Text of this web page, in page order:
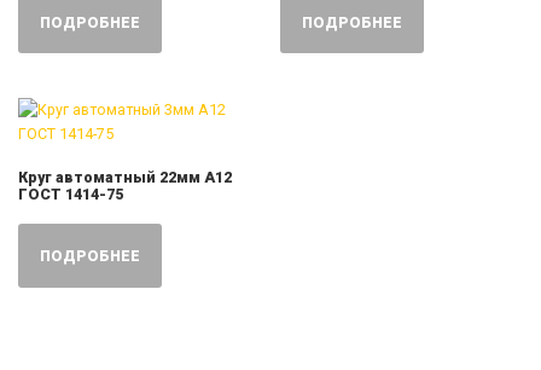
ПОДРОБНЕЕ ПОДРОБНЕЕ
Круг автоматный 22мм А12
ГОСТ 1414-75
ПОДРОБНЕЕ